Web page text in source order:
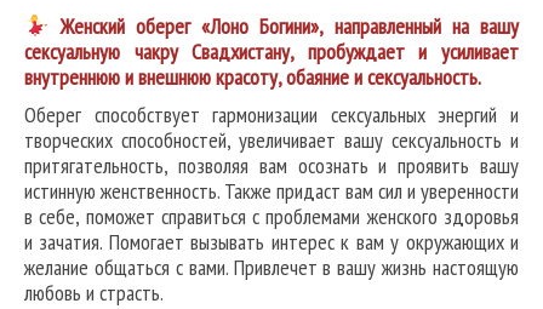
Женский оберег «Лоно Богини», направленный на вашу
сексуальную чакру Свадхистану, пробуждает и усиливает
внутреннюю и внешнюю красоту, обаяние и сексуальность.
Оберег способствует гармонизации сексуальных энергий и
творческих способностей, увеличивает вашу сексуальность и
притягательность, позволяя вам осознать и проявить вашу
истинную женственность. Также придаст вам сил и уверенности
в себе, поможет справиться с проблемами женского здоровья
и зачатия. Помогает вызывать интерес к вам у окружающих и
желание общаться с вами. Привлечет в вашу жизнь настоящую
любовь и страсть.